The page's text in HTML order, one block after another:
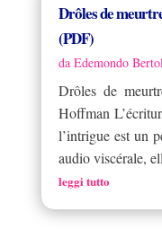
Drôles de
(PDF)
da Edemondo
Drôles de
Hoffman
l’intrigue est un
audio viscérale,
leggi tutto